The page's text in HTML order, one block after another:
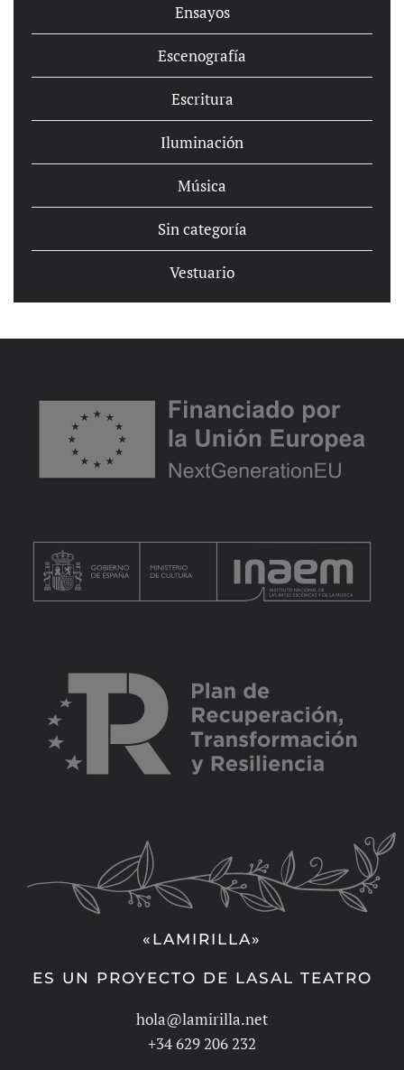
Ensayos
Escenografía
Escritura
Iluminación
Música
Sin categoría
Vestuario
«LAMIRILLA»
ES UN PROYECTO DE LASAL TEATRO
hola@lamirilla.net
+34 629 206 232